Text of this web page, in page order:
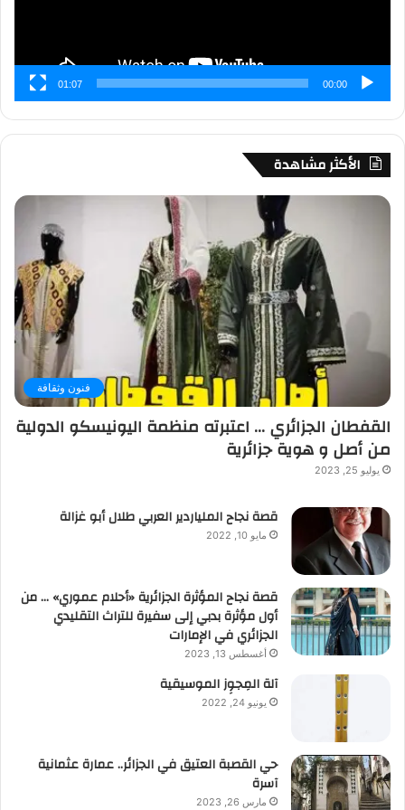
00:00
01:07
الأكثر مشاهدة
فنون وثقافة
القفطان الجزائري … اعتبرته منظمة اليونيسكو الدولية
من أصل و هوية جزائرية
يوليو 25, 2023
قصة نجاح الملياردير العربي طلال أبو غزالة
مايو 10, 2022
قصة نجاح المؤثرة الجزائرية «أحلام عموري» … من
أول مؤثرة بدبي إلى سفيرة للتراث التقليدي
الجزائري في الإمارات
أغسطس 13, 2023
آلة المِجوِز الموسيقية‎‎
يونيو 24, 2022
حي القصبة العتيق في الجزائر.. عمارة عثمانية
آسرة
مارس 26, 2023